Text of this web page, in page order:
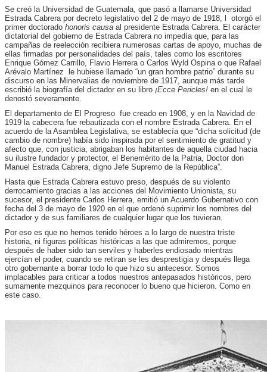
Se creó la Universidad de Guatemala, que pasó a llamarse Universidad
Estrada Cabrera por decreto legislativo del 2 de mayo de 1918, l otorgó el
primer doctorado honoris causa al presidente Estrada Cabrera. El carácter
dictatorial del gobierno de Estrada Cabrera no impedía que, para las
campañas de reelección recibiera numerosas cartas de apoyo, muchas de
ellas firmadas por personalidades del país, tales como los escritores
Enrique Gómez Carrillo, Flavio Herrera o Carlos Wyld Ospina o que Rafael
Arévalo Martínez le hubiese llamado “un gran hombre patrio” durante su
discurso en las Minervalias de noviembre de 1917, aunque más tarde
escribió la biografía del dictador en su libro ¡Ecce Pericles! en el cual le
denostó severamente.
El departamento de El Progreso fue creado en 1908, y en la Navidad de
1919 la cabecera fue rebautizada con el nombre Estrada Cabrera. En el
acuerdo de la Asamblea Legislativa, se establecía que “dicha solicitud (de
cambio de nombre) había sido inspirada por el sentimiento de gratitud y
afecto que, con justicia, abrigaban los habitantes de aquella ciudad hacia
su ilustre fundador y protector, el Benemérito de la Patria, Doctor don
Manuel Estrada Cabrera, digno Jefe Supremo de la República”.
Hasta que Estrada Cabrera estuvo preso, después de su violento
derrocamiento gracias a las acciones del Movimiento Unionista, su
sucesor, el presidente Carlos Herrera, emitió un Acuerdo Gubernativo con
fecha del 3 de mayo de 1920 en el que ordenó suprimir los nombres del
dictador y de sus familiares de cualquier lugar que los tuvieran.
Por eso es que no hemos tenido héroes a lo largo de nuestra triste
historia, ni figuras políticas históricas a las que admiremos, porque
después de haber sido tan serviles y haberles endiosado mientras
ejercían el poder, cuando se retiran se les desprestigia y después llega
otro gobernante a borrar todo lo que hizo su antecesor. Somos
implacables para criticar a todos nuestros antepasados históricos, pero
sumamente mezquinos para reconocer lo bueno que hicieron. Como en
este caso.